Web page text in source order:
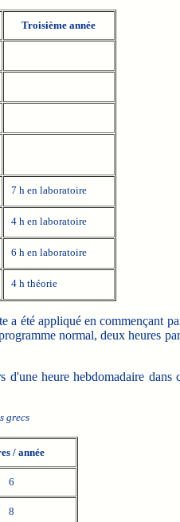
Troisième année
7 h en laboratoire
4 h en laboratoire
6 h en laboratoire
4 h théorie
été appliqué en commençant
normal, deux heures
heure hebdomadaire dans
grecs
/ année
6
8